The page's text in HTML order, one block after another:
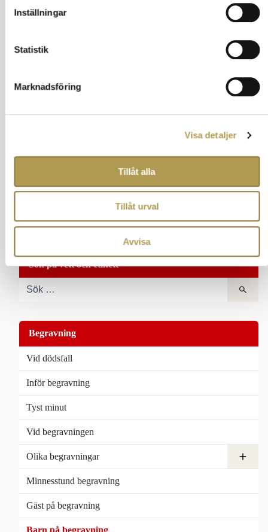
Inställningar
Statistik
Marknadsföring
Visa detaljer
Tillåt alla
Tillåt urval
Avvisa
Sök på vett och etikett
Begravning
Vid dödsfall
Inför begravning
Tyst minut
Vid begravningen
Olika begravningar
Digital begravning
Urnbegravning
Borgerlig begravning
Andra religioners begravning
Minnesstund begravning
Gäst på begravning
Barn på begravning
Barn som är uppåt tonåren behöver inte ha mörk
Det räcker gott med diskreta kläder.
Barn växer och det är onödigt att köpa nya kläder för ett
Källor:Fonus, SBF, Ribbing Stora stunder,Begravningsmuseet